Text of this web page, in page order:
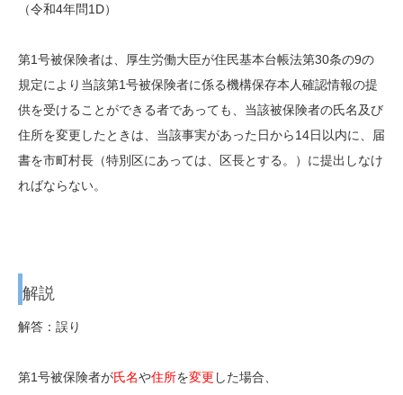
（令和4年問1D）
第1号被保険者は、厚生労働大臣が住民基本台帳法第30条の9の
規定により当該第1号被保険者に係る機構保存本人確認情報の提
供を受けることができる者であっても、当該被保険者の氏名及び
住所を変更したときは、当該事実があった日から14日以内に、届
書を市町村長（特別区にあっては、区長とする。）に提出しなけ
ればならない。
解説
解答：誤り
第1号被保険者が氏名や住所を変更 した場合、